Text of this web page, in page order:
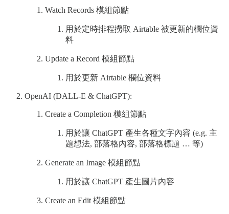
Watch Records 模組節點
用於定時排程撈取 Airtable 被更新的欄位資
料
Update a Record 模組節點
用於更新 Airtable 欄位資料
OpenAI (DALL-E & ChatGPT):
Create a Completion 模組節點
用於讓 ChatGPT 產生各種文字內容 (e.g. 主
題想法, 部落格內容, 部落格標題 … 等)
Generate an Image 模組節點
用於讓 ChatGPT 產生圖片內容
Create an Edit 模組節點